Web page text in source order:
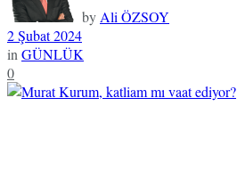
by Ali ÖZSOY
2 Şubat 2024
in GÜNLÜK
0